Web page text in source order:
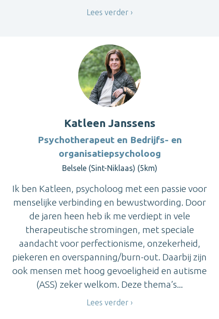
Lees verder
Katleen Janssens
Psychotherapeut en Bedrijfs- en
organisatiepsycholoog
Belsele (Sint-Niklaas) (5km)
Ik ben Katleen, psycholoog met een passie voor
menselijke verbinding en bewustwording. Door
de jaren heen heb ik me verdiept in vele
therapeutische stromingen, met speciale
aandacht voor perfectionisme, onzekerheid,
piekeren en overspanning/burn-out. Daarbij zijn
ook mensen met hoog gevoeligheid en autisme
(ASS) zeker welkom. Deze thema’s...
Lees verder